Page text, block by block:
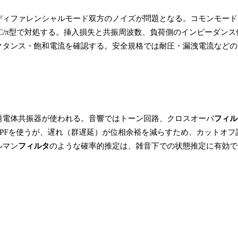
ファレンシャルモード双方のノイズが問題となる。コモンモード
型で対処する。挿入損失と共振周波数、負荷側のインピーダンス
ンス・飽和電流を確認する。安全規格では耐圧・漏洩電流などの
体共振器が使われる。音響ではトーン回路、クロスオーバフィル
を使うが、遅れ（群遅延）が位相余裕を減らすため、カットオフ
マンフィルタのような確率的推定は、雑音下での状態推定に有効で